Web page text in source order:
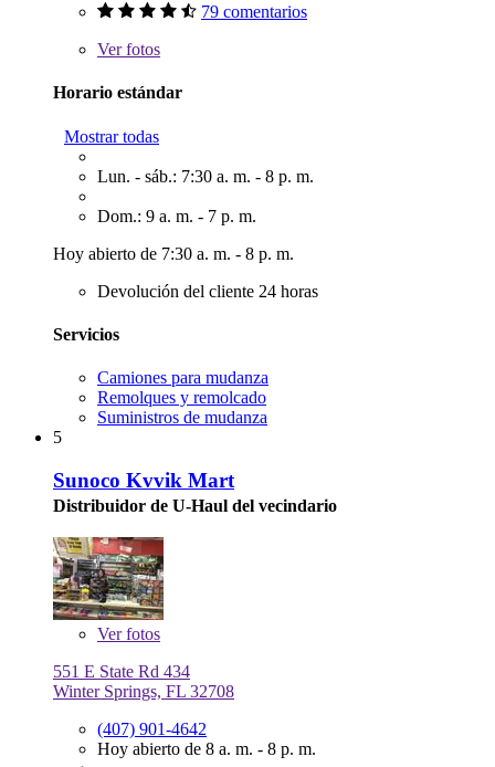
79 comentarios
Verfotos
Horario estándar
Mostrar todas
Lun. - sáb.: 7:30 a. m. - 8 p. m.
Dom.: 9 a. m. - 7 p. m.
Hoy abierto de 7:30 a. m. - 8 p. m.
Devolución del cliente 24 horas
Servicios
Camiones para mudanza
Remolques y remolcado
Suministros de mudanza
5
Sunoco Kvvik Mart
Distribuidor de U-Haul del vecindario
Verfotos
551 E State Rd 434
Winter Springs, FL 32708
(407) 901-4642
Hoy abierto de 8 a. m. - 8 p. m.